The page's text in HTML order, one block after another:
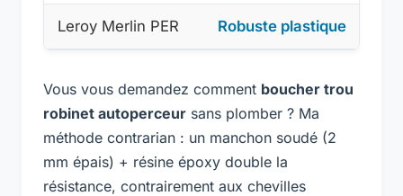
Leroy Merlin PER Robuste plastique
Vous vous demandez comment boucher trou
robinet autoperceur sans plomber ? Ma
méthode contrarian : un manchon soudé (2
mm épais) + résine époxy double la
résistance, contrairement aux chevilles